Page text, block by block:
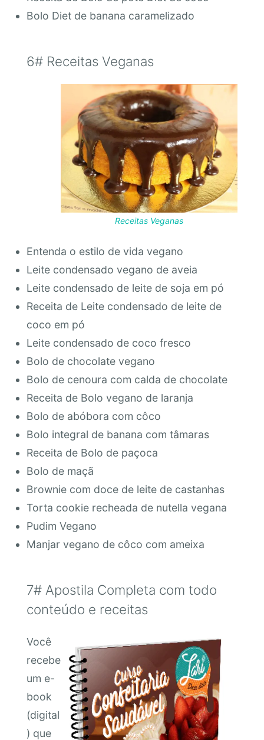
Bolo Diet de banana caramelizado
6# Receitas Veganas
Receitas Veganas
Entenda o estilo de vida vegano
Leite condensado vegano de aveia
Leite condensado de leite de soja em pó
Receita de Leite condensado de leite de
coco em pó
Leite condensado de coco fresco
Bolo de chocolate vegano
Bolo de cenoura com calda de chocolate
Receita de Bolo vegano de laranja
Bolo de abóbora com côco
Bolo integral de banana com tâmaras
Receita de Bolo de paçoca
Bolo de maçã
Brownie com doce de leite de castanhas
Torta cookie recheada de nutella vegana
Pudim Vegano
Manjar vegano de côco com ameixa
7# Apostila Completa com todo
conteúdo e receitas
Você
recebe
um e-
book
(digital
) que